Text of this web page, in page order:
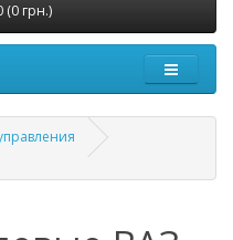
(0 грн.)